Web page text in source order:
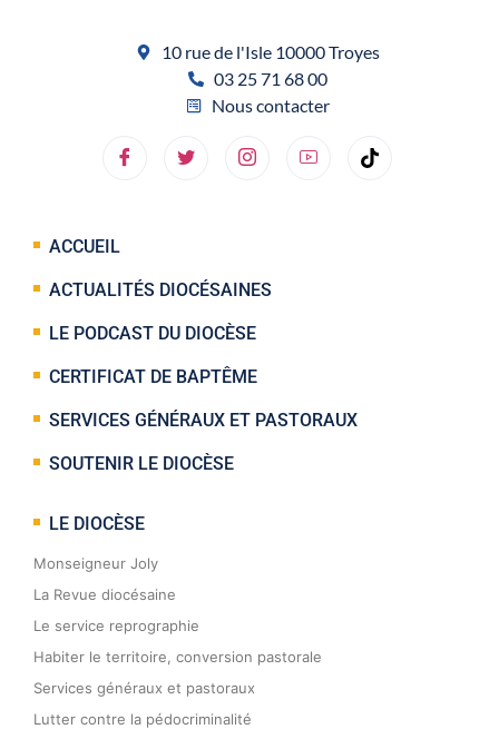
10 rue de l'Isle 10000 Troyes
03 25 71 68 00
Nous contacter
ACCUEIL
ACTUALITÉS DIOCÉSAINES
LE PODCAST DU DIOCÈSE
CERTIFICAT DE BAPTÊME
SERVICES GÉNÉRAUX ET PASTORAUX
SOUTENIR LE DIOCÈSE
LE DIOCÈSE
Monseigneur Joly
La Revue diocésaine
Le service reprographie
Habiter le territoire, conversion pastorale
Services généraux et pastoraux
Lutter contre la pédocriminalité